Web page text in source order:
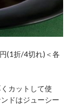
(1折/4切れ)＜各
カットして使
ドはジューシー